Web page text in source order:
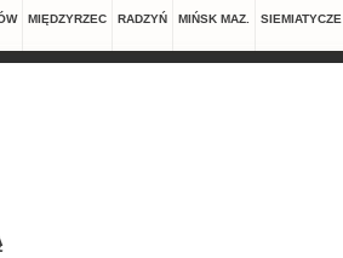
MIĘDZYRZEC RADZYŃ MIŃSK MAZ. SIEMIATYCZE